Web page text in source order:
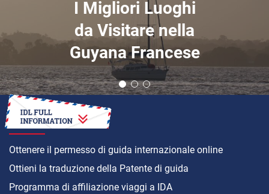
I Migliori Luoghi
da Visitare nella
Guyana Francese
COME
Ottenere il permesso di guida internazionale online
Ottieni la traduzione della Patente di guida
Programma di affiliazione viaggi a IDA